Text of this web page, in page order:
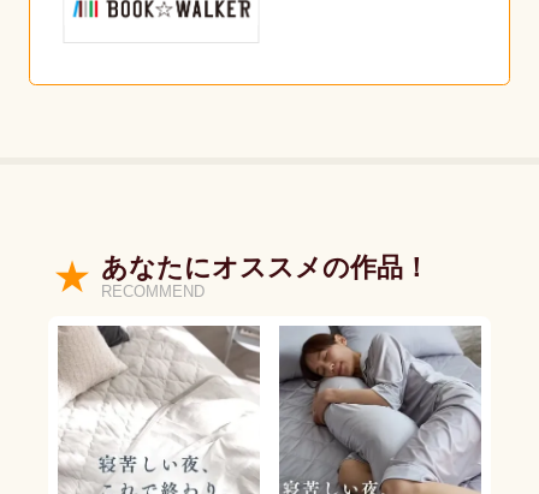
あなたにオススメの作品！
RECOMMEND